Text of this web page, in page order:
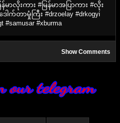
န်မာလိုးကား #မြန်မာအပြာကား #လိုး
ါက်တာမှုံကြီး #drzoelay #drkogyi
#samusar #xburma
Show Comments